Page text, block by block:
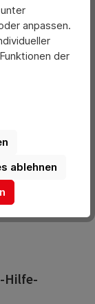
Sternen
Hilfe-
anpassen.
der
ablehnen